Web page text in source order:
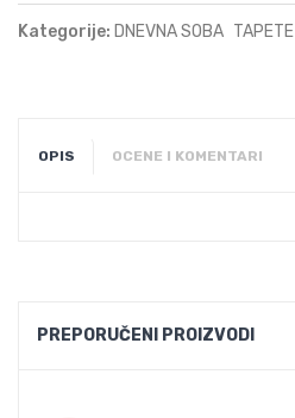
Kategorije: DNEVNA SOBA TAPETE
OPIS OCENE I KOMENTARI
PREPORUČENI PROIZVODI